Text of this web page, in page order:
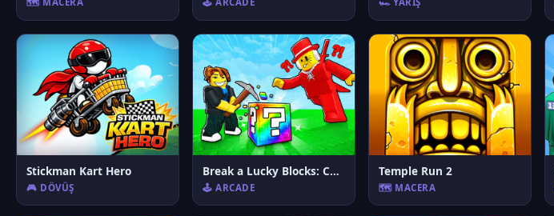
Stickman Kart Hero
🎮 DÖVÜŞ
Break a Lucky Blocks: Catch Brainrots
🕹️ ARCADE
Temple Run 2
🗺️ MACERA